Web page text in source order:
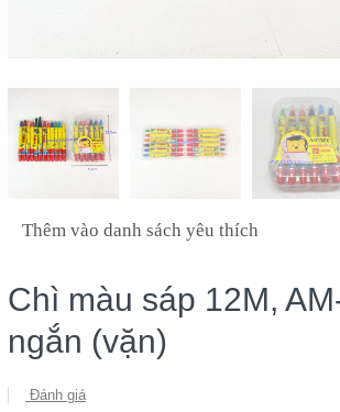
Thêm vào danh sách yêu thích
Chì màu sáp 12M,
ngắn (vặn)
Đánh giá